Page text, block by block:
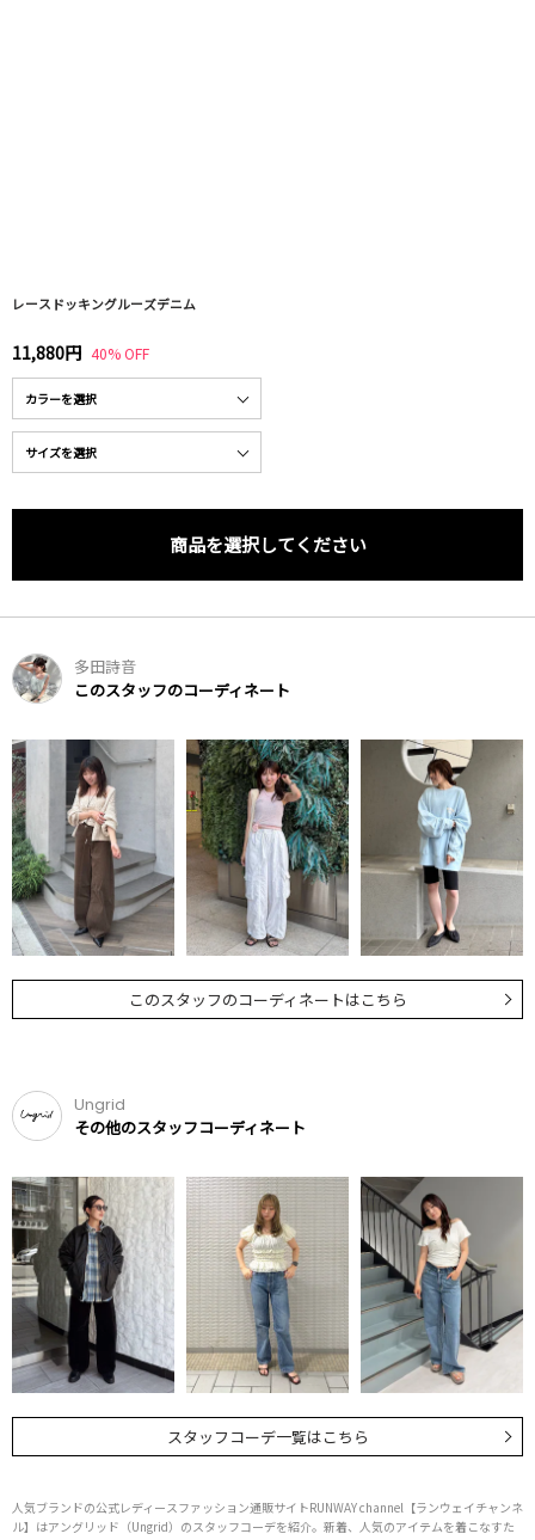
レースドッキングルーズデニム
11,880円 40% OFF
商品を選択してください
多田詩音
このスタッフのコーディネート
このスタッフのコーディネートはこちら
Ungrid
その他のスタッフコーディネート
スタッフコーデ一覧はこちら
人気ブランドの公式レディースファッション通販サイトRUNWAY channel【ランウェイチャンネ
ル】はアングリッド（Ungrid）のスタッフコーデを紹介。新着、人気のアイテムを着こなすた